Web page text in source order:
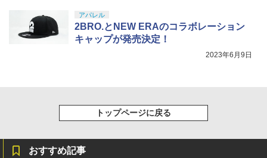
アパレル
2BRO.とNEW ERAのコラボレーション
キャップが発売決定！
2023年6月9日
トップページに戻る
おすすめ記事